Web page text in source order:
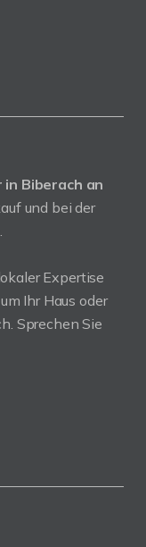
in Biberach an
und bei der
Expertise
Ihr Haus oder
Sprechen Sie